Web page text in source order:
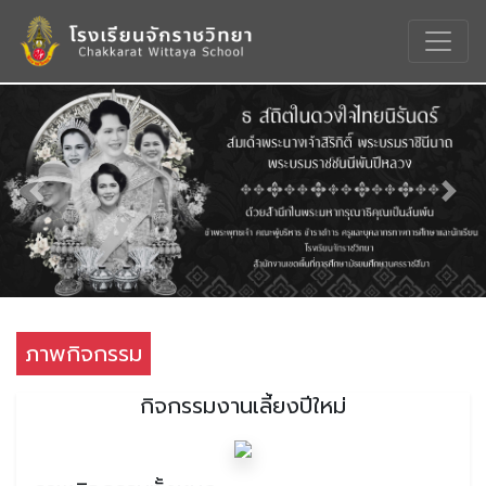
Previous Next
ภาพกิจกรรม
กิจกรรมงานเลี้ยงปีใหม่